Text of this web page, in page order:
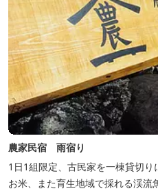
農家民宿 雨宿り
1日1組限定、古民家を一棟貸切
お米、また育生地域で採れる渓